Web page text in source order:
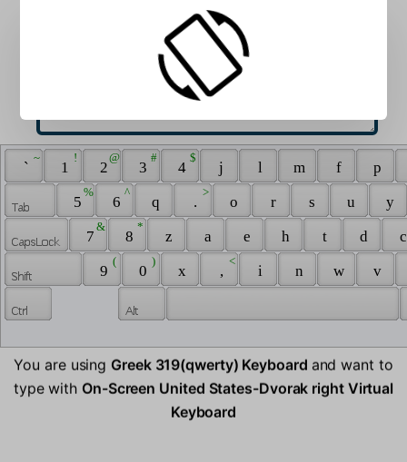
box:
`
~
1
!
2
@
3
#
4
$
j l m f
p
5
%
6
^
q .
>
o r s u
y
7
&
8
*
z a e h t d
9
(
0
)
x ,
<
i n w v
You are using Greek 319(qwerty) Keyboard and want to
type with On-Screen United States-Dvorak right Virtual
Keyboard